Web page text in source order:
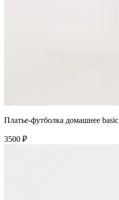
Платье-футболка домашнее basic
3500 ₽